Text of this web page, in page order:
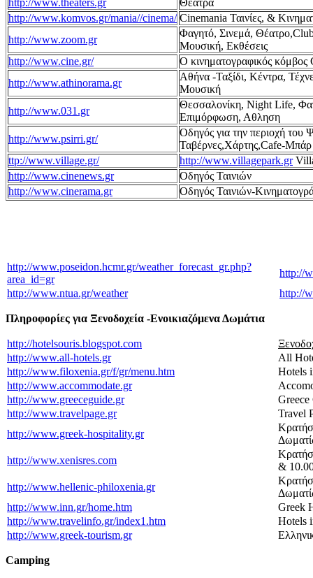
http://www.komvos.gr/mania//cinema/ Cinemania Ταινίες, &
http://www.zoom.gr
Φαγητό, Σινεμά,
Μουσική, Εκθέσεις
http://www.cine.gr/
Ο κινηματογραφικός κόμβος
http://www.athinorama.gr
Αθήνα -Ταξίδι, Κέντρα,
Μουσική
http://www.031.gr
Θεσσαλονίκη, Night Life,
Επιμόρφωση, Αθληση
http://www.psirri.gr/
Οδηγός για την περιοχή του
Ταβέρνες,Χάρτης,Cafe-Μπάρ
ttp://www.village.gr/
http://www.villagepark.gr
http://www.cinenews.gr
Οδηγός Ταινιών
http://www.cinerama.gr
Οδηγός Ταινιών-
http://www.poseidon.hcmr.gr/weather_forecast_gr.php?
area_id=gr
http://
http://www.ntua.gr/weather
http://
Πληροφορίες για Ξενοδοχεία -Ενοικιαζόμενα Δωμάτια
http://hotelsouris.blogspot.com
http://www.all-hotels.gr
All
http://www.filoxenia.gr/f/gr/menu.htm
Hotels
http://www.accommodate.gr
http://www.greeceguide.gr
Greece
http://www.travelpage.gr
Travel
http://www.greek-hospitality.gr
http://www.xenisres.com
&
http://www.hellenic-philoxenia.gr
http://www.inn.gr/home.htm
Greek
http://www.travelinfo.gr/index1.htm
Hotels
http://www.greek-tourism.gr
Camping